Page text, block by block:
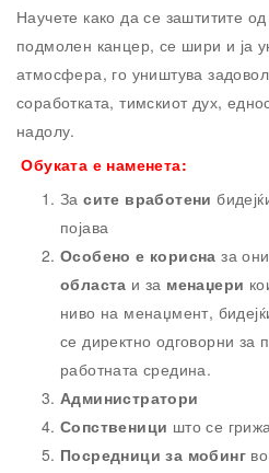
Научете како да се заштитите
подмолен канцер, се шири и ја
атмосфера, го уништува
соработката, тимскиот дух,
надолу.
Обуката е наменета:
Засите вработени
појава
Особено е корисна за
областа и за менаџери
ниво на менаџмент,
се директно одговорни за
работната средина.
Администратори
Сопственици што се
Посредници за мобинг